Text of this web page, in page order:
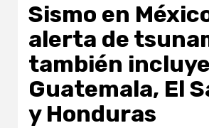
Sismo en
alerta de
también
Guatemala, El
y Honduras